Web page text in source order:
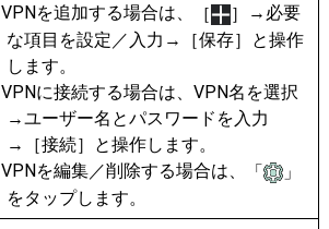
VPNを追加する場合は、
［ ］
→必要
な項目を設定／入力→［保存］と操作
します。
VPNに接続する場合は、VPN名を選択
→ユーザー名とパスワードを入力
→［接続］と操作します。
VPNを編集／削除する場合は、
「
」
をタップします。